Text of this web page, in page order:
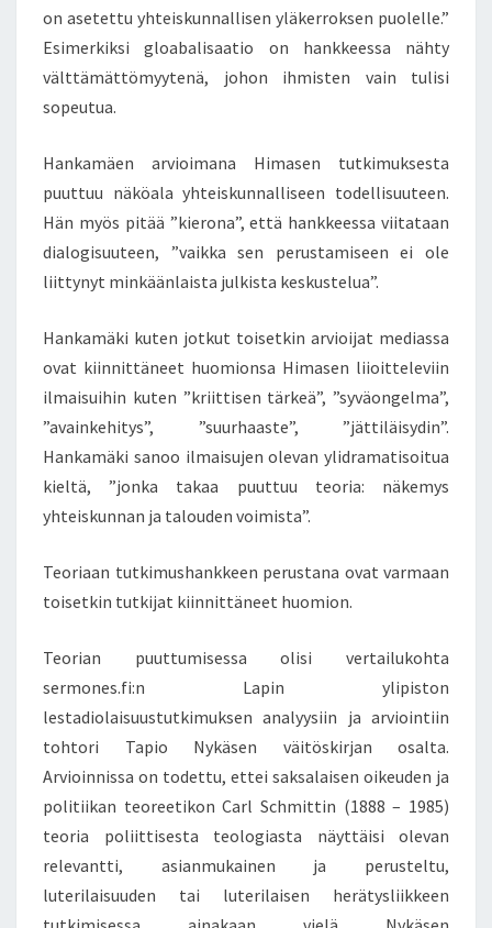
on asetettu yhteiskunnallisen yläkerroksen puolelle.”
Esimerkiksi gloabalisaatio on hankkeessa nähty
välttämättömyytenä, johon ihmisten vain tulisi
sopeutua.
Hankamäen arvioimana Himasen tutkimuksesta
puuttuu näköala yhteiskunnalliseen todellisuuteen.
Hän myös pitää ”kierona”, että hankkeessa viitataan
dialogisuuteen, ”vaikka sen perustamiseen ei ole
liittynyt minkäänlaista julkista keskustelua”.
Hankamäki kuten jotkut toisetkin arvioijat mediassa
ovat kiinnittäneet huomionsa Himasen liioitteleviin
ilmaisuihin kuten ”kriittisen tärkeä”, ”syväongelma”,
”avainkehitys”, ”suurhaaste”, ”jättiläisydin”.
Hankamäki sanoo ilmaisujen olevan ylidramatisoitua
kieltä, ”jonka takaa puuttuu teoria: näkemys
yhteiskunnan ja talouden voimista”.
Teoriaan tutkimushankkeen perustana ovat varmaan
toisetkin tutkijat kiinnittäneet huomion.
Teorian puuttumisessa olisi vertailukohta
sermones.fi:n Lapin ylipiston
lestadiolaisuustutkimuksen analyysiin ja arviointiin
tohtori Tapio Nykäsen väitöskirjan osalta.
Arvioinnissa on todettu, ettei saksalaisen oikeuden ja
politiikan teoreetikon Carl Schmittin (1888 – 1985)
teoria poliittisesta teologiasta näyttäisi olevan
relevantti, asianmukainen ja perusteltu,
luterilaisuuden tai luterilaisen herätysliikkeen